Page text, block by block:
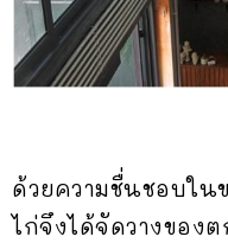
ด้วยความชื่นชอบใ
ไก่จึงได้จัดวางของ